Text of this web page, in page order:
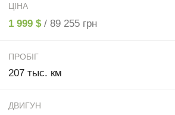
ЦІНА
1 999 $ / 89 255 грн
ПРОБІГ
207 тыс. км
ДВИГУН